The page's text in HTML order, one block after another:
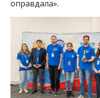
оправдала».